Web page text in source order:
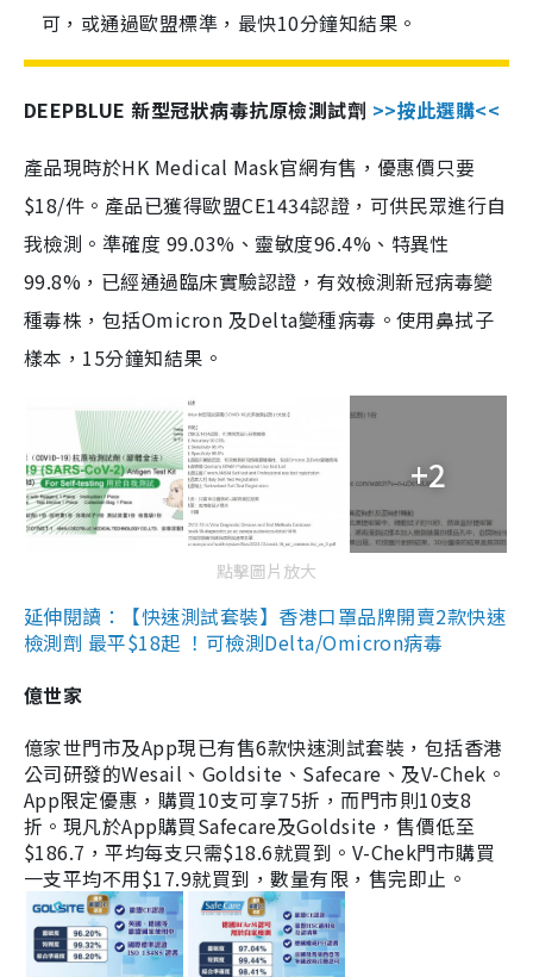
可，或通過歐盟標準，最快10分鐘知結果。
DEEPBLUE 新型冠狀病毒抗原檢測試劑 >>按此選購<<
產品現時於HK Medical Mask官網有售，優惠價只要
$18/件。產品已獲得歐盟CE1434認證，可供民眾進行自
我檢測。準確度 99.03%、靈敏度96.4%、特異性
99.8%，已經通過臨床實驗認證，有效檢測新冠病毒變
種毒株，包括Omicron 及Delta變種病毒。使用鼻拭子
樣本，15分鐘知結果。
+2
點擊圖片放大
延伸閱讀：【快速測試套裝】香港口罩品牌開賣2款快速
檢測劑 最平$18起 ！可檢測Delta/Omicron病毒
億世家
億家世門市及App現已有售6款快速測試套裝，包括香港
公司研發的Wesail、Goldsite、Safecare、及V-Chek。
App限定優惠，購買10支可享75折，而門市則10支8
折。現凡於App購買Safecare及Goldsite，售價低至
$186.7，平均每支只需$18.6就買到。V-Chek門市購買
一支平均不用$17.9就買到，數量有限，售完即止。